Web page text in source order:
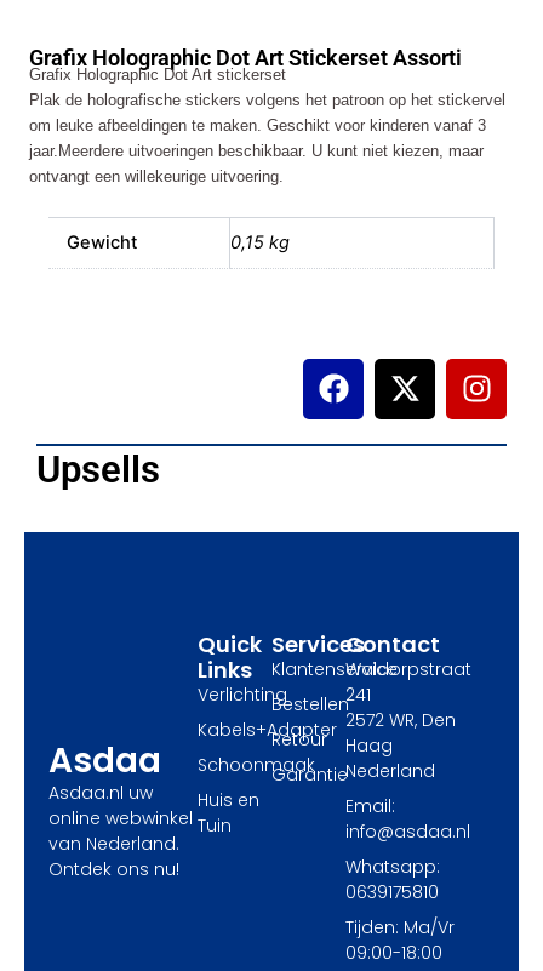
Stickerset
Assorti
aantal
Grafix Holographic Dot Art Stickerset Assorti
Grafix Holographic Dot Art stickerset
Plak de holografische stickers volgens het patroon op het stickervel
om leuke afbeeldingen te maken. Geschikt voor kinderen vanaf 3
jaar.Meerdere uitvoeringen beschikbaar. U kunt niet kiezen, maar
ontvangt een willekeurige uitvoering.
Gewicht 0,15 kg
F
a
o
X
-
t
I
n
g
Upsells
Asdaa
Asdaa.nl uw
online webwinkel
van Nederland.
Ontdek ons nu!
Services
Klantenservice
Bestellen
Retour
Garantie
Quick
Links
Verlichting
Kabels+Adapter
Schoonmaak
Huis en
Tuin
Contact
Waldorpstraat
241
2572 WR, Den
Haag
Nederland
Email:
info@asdaa.nl
Whatsapp:
0639175810
Tijden: Ma/Vr
09:00-18:00